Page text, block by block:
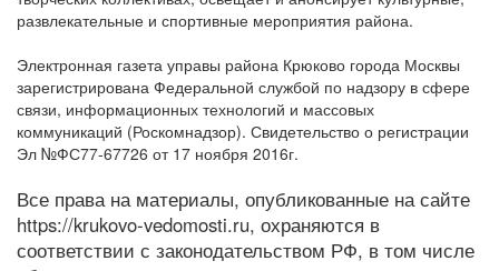
развлекательные и спортивные мероприятия района.
Электронная газета управы района Крюково города Москвы
зарегистрирована Федеральной службой по надзору в сфере
связи, информационных технологий и массовых
коммуникаций (Роскомнадзор). Свидетельство о регистрации
Эл №ФС77-67726 от 17 ноября 2016г.
Все права на материалы, опубликованные на сайте
https://krukovo-vedomosti.ru, охраняются в
соответствии с законодательством РФ, в том числе